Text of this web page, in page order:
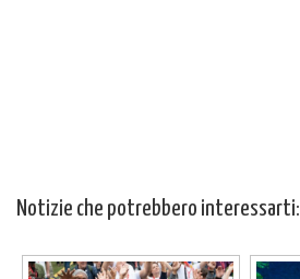
Notizie che potrebbero interessarti: